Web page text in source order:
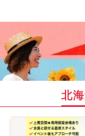
ンセル料金の対象とな
い。
◇中止の際は開始時間
◇。
【その他】
◇当社のパーティーに
がございます。
◇入室できない等ござ
北